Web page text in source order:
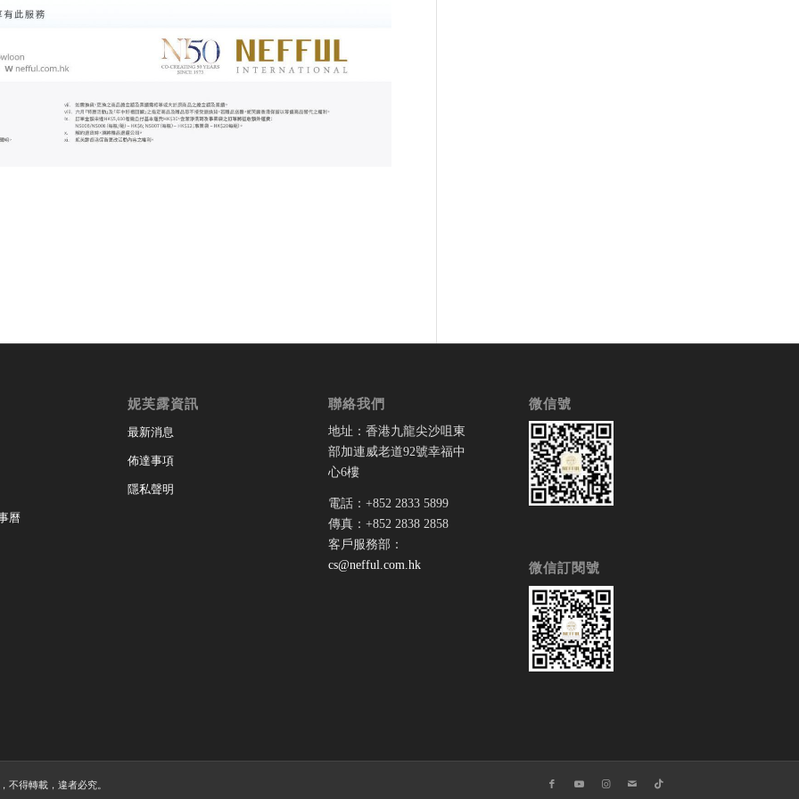
曆
妮芙露資訊
最新消息
佈達事項
隱私聲明
聯絡我們
地址：香港九龍尖沙咀東
部加連威老道92號幸福中
心6樓
電話：+852 2833 5899
傳真：+852 2838 2858
客戶服務部：
cs@nefful.com.hk
微信號
微信訂閱號
不得轉載，違者必究。